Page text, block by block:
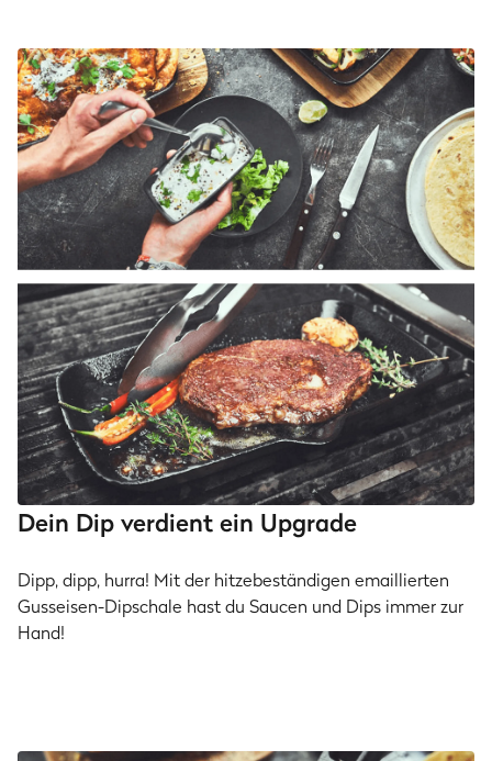
Dein Dip verdient ein Upgrade
Dipp, dipp, hurra! Mit der hitzebeständigen emaillierten
Gusseisen-Dipschale hast du Saucen und Dips immer zur
Hand!